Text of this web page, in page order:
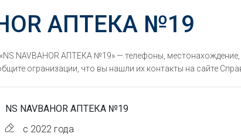
АПТЕКА №19
NAVBAHOR АПТЕКА №19» — телефоны,
огранизации, что вы нашли их контакты на сайте
NS NAVBAHOR АПТЕКА №19
с 2022 года